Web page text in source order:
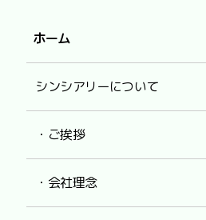
ホーム
シンシアリーについて
・ご挨拶
・会社理念